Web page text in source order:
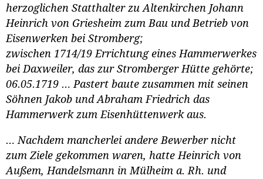
herzoglichen Statthalter zu Altenkirchen Johann
Heinrich von Griesheim zum Bau und Betrieb von
Eisenwerken bei Stromberg;
zwischen 1714/19 Errichtung eines Hammerwerkes
bei Daxweiler, das zur Stromberger Hütte gehörte;
06.05.1719 … Pastert baute zusammen mit seinen
Söhnen Jakob und Abraham Friedrich das
Hammerwerk zum Eisenhüttenwerk aus.
… Nachdem mancherlei andere Bewerber nicht
zum Ziele gekommen waren, hatte Heinrich von
Außem, Handelsmann in Mülheim a. Rh. und